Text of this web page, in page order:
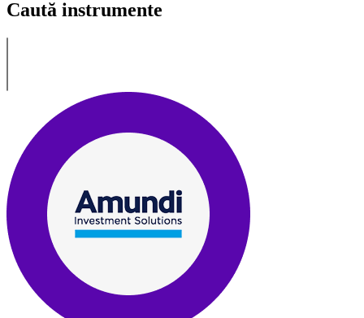
Caută instrumente